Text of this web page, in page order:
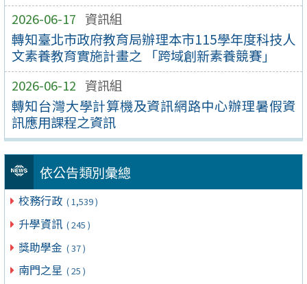
2026-06-17 資訊組
轉知臺北市政府教育局辦理本市115學年度科技人
文素養教育實施計畫之 「跨域創新素養競賽」
2026-06-12 資訊組
轉知台灣大學計算機及資訊網路中心辦理暑假資
訊應用課程之資訊
依公告類別彙總
校務行政 ( 1,539 )
升學資訊 ( 245 )
獎助學金 ( 37 )
南門之星 ( 25 )